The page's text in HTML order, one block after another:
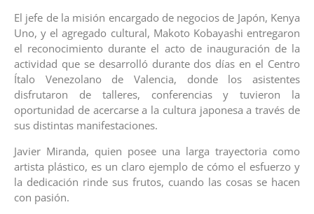
El jefe de la misión encargado de negocios de Japón, Kenya
Uno, y el agregado cultural, Makoto Kobayashi entregaron
el reconocimiento durante el acto de inauguración de la
actividad que se desarrolló durante dos días en el Centro
Ítalo Venezolano de Valencia, donde los asistentes
disfrutaron de talleres, conferencias y tuvieron la
oportunidad de acercarse a la cultura japonesa a través de
sus distintas manifestaciones.
Javier Miranda, quien posee una larga trayectoria como
artista plástico, es un claro ejemplo de cómo el esfuerzo y
la dedicación rinde sus frutos, cuando las cosas se hacen
con pasión.